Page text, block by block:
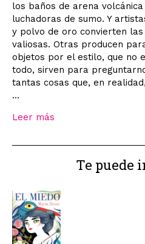
los baños de arena
luchadoras de sumo. Y
y polvo de oro convierten
valiosas. Otras producen
objetos por el estilo, que no
todo, sirven para
tantas cosas que, en
...
Leer más
Te puede